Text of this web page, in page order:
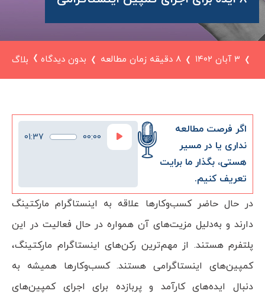
۳ آبان ۱۴۰۲ 8 دقیقه زمان مطالعه بدون دیدگاه بلاگ
اگر فرصت مطالعه
نداری یا در مسیر
هستی، بگذار ما برایت
تعریف کنیم.
پخش‌کننده
صوت
00:00
01:37
در حال حاضر کسب‌و‌کار‌ها علاقه به اینستاگرام مارکتینگ
دارند و به‌دلیل مزیت‌های آن همواره در حال فعالیت در این
پلتفرم هستند. از مهم‌ترین رکن‌های اینستاگرام مارکتینگ،
کمپین‌های اینستاگرامی هستند. کسب‌وکار‌ها همیشه به
دنبال ایده‌های کارآمد و پربازده برای اجرای کمپین‌های